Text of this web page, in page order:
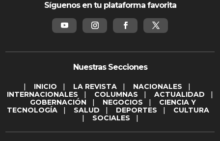
Síguenos en tu plataforma favorita
Nuestras Secciones
INICIO LA REVISTA NACIONALES
INTERNACIONALES
COLUMNAS ACTUALIDAD
GOBERNACIÓN
NEGOCIOS
CIENCIA Y
TECNOLOGÍA
SALUD DEPORTES
CULTURA
SOCIALES